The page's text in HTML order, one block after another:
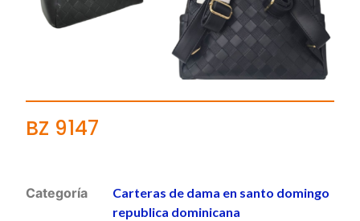
BZ 9147
Categoría
Carteras de dama en santo domingo
republica dominicana